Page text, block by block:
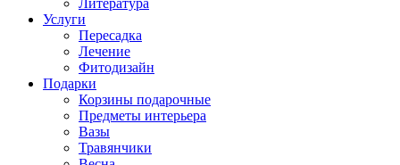
Услуги
Пересадка
Лечение
Фитодизайн
Подарки
Корзины подарочные
Предметы интерьера
Вазы
Травянчики